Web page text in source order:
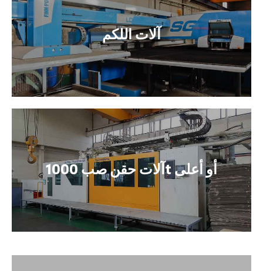
آلات اللكم
آلات حقن صب 1000t أو أعلى